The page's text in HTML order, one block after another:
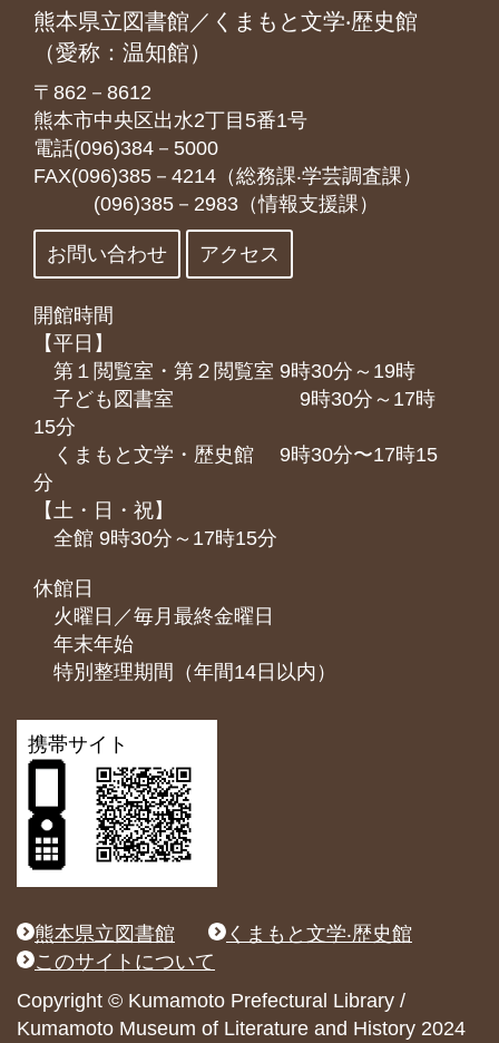
熊本県立図書館／くまもと文学‧歴史館
（愛称：温知館）
〒862－8612
熊本市中央区出水2丁目5番1号
電話(096)384－5000
FAX(096)385－4214（総務課‧学芸調査課）
(096)385－2983（情報支援課）
お問い合わせ アクセス
開館時間
【平日】
第１閲覧室・第２閲覧室 9時30分～19時
子ども図書室 9時30分～17時
15分
くまもと⽂学・歴史館 9時30分〜17時15
分
【土・日・祝】
全館 9時30分～17時15分
休館日
火曜日／毎月最終金曜日
年末年始
特別整理期間（年間14日以内）
携帯サイト
熊本県立図書館
くまもと文学‧歴史館
このサイトについて
Copyright © Kumamoto Prefectural Library /
Kumamoto Museum of Literature and History 2024